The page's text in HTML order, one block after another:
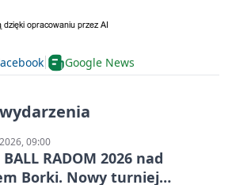
Google News
09:00
BALL RADOM 2026 nad
Borki. Nowy turniej